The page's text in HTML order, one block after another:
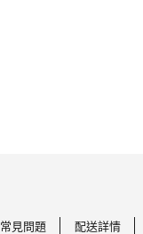
常見問題 配送詳情